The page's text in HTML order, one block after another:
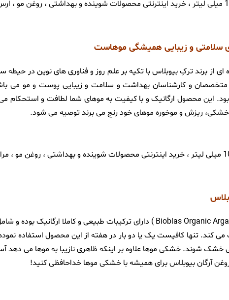
سلامتی و زیبایی همیشگی موهاست
تولید فوق العاده ای از برند ترکِ بیوبلاس با تکیه بر علم روز و فناوری های
و کارشناسان بهداشت و سلامت و زیبایی پوست و مو می
این محصول ارگانیک و با کیفیت به موهای شما لطافت و
خشکی، ریزش و موخوره موهای خود رنج می برند توصیه می شود.
تنها کافیست یک یا دو بار در هفته از این محصول استفاده
خشک شوند. خشکی موها علاوه بر اینکه ظاهری نازیبا به موها می
آرگان بیوبلاس برای همیشه با خشکی موها خداحافظی کنید!